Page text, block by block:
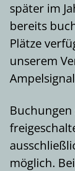
Hilfe / FAQ
Kolloquium
Forum
Team
Geschichte
Anreise und
Publikationen
Blog (Extern)
Leichte Sprache
MidosaXML
später im
bereits
Plätze
unserem
möglich.